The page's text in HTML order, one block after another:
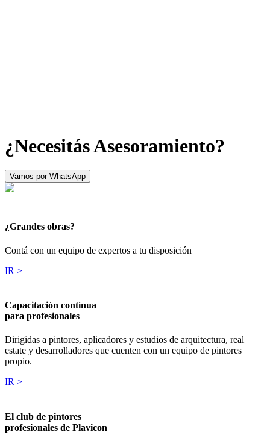
¿Necesitás Asesoramiento?
Vamos por WhatsApp
¿Grandes obras?
Contá con un equipo de expertos a tu disposición
IR >
Capacitación contínua
para profesionales
Dirigidas a pintores, aplicadores y estudios de arquitectura, real
estate y desarrolladores que cuenten con un equipo de pintores
propio.
IR >
El club de pintores
profesionales de Plavicon